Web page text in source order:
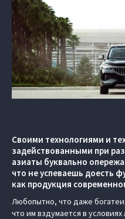
Своими технологиями и
задействованными при
азиаты буквально
что не успеваешь доесть
как продукция
Любопытно, что даже
что им вздумается в